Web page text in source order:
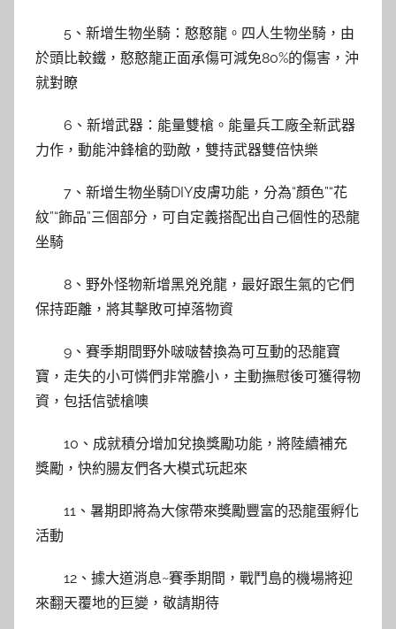
5、新增生物坐騎：憨憨龍。四人生物坐騎，由
於頭比較鐵，憨憨龍正面承傷可減免80%的傷害，沖
就對瞭
6、新增武器：能量雙槍。能量兵工廠全新武器
力作，動能沖鋒槍的勁敵，雙持武器雙倍快樂
7、新增生物坐騎DIY皮膚功能，分為“顏色”“花
紋”“飾品”三個部分，可自定義搭配出自己個性的恐龍
坐騎
8、野外怪物新增黑兇兇龍，最好跟生氣的它們
保持距離，將其擊敗可掉落物資
9、賽季期間野外啵啵替換為可互動的恐龍寶
寶，走失的小可憐們非常膽小，主動撫慰後可獲得物
資，包括信號槍噢
10、成就積分增加兌換獎勵功能，將陸續補充
獎勵，快約腸友們各大模式玩起來
11、暑期即將為大傢帶來獎勵豐富的恐龍蛋孵化
活動
12、據大道消息~賽季期間，戰鬥島的機場將迎
來翻天覆地的巨變，敬請期待